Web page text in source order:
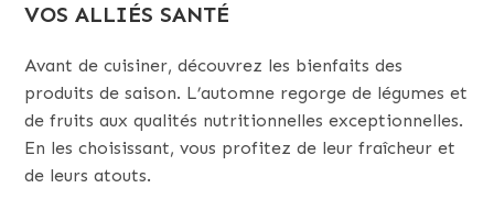
VOS ALLIÉS SANTÉ
Avant de cuisiner, découvrez les bienfaits des
produits de saison. L’automne regorge de légumes et
de fruits aux qualités nutritionnelles exceptionnelles.
En les choisissant, vous profitez de leur fraîcheur et
de leurs atouts.